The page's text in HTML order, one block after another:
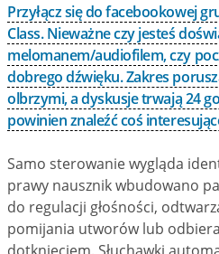
Przyłącz się do facebookowej
Class. Nieważne czy jesteś
melomanem/audiofilem, czy
dobrego dźwięku. Zakres
olbrzymi, a dyskusje trwają 24
powinien znaleźć coś
Samo sterowanie wygląda
prawy nausznik wbudowano
do regulacji głośności,
pomijania utworów lub